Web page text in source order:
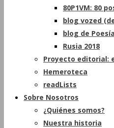
80P1VM: 80
blog vozed
blog de Poesía
Rusia 2018
Proyecto editorial:
Hemeroteca
readLists
Sobre Nosotros
¿Quiénes somos?
Nuestra historia